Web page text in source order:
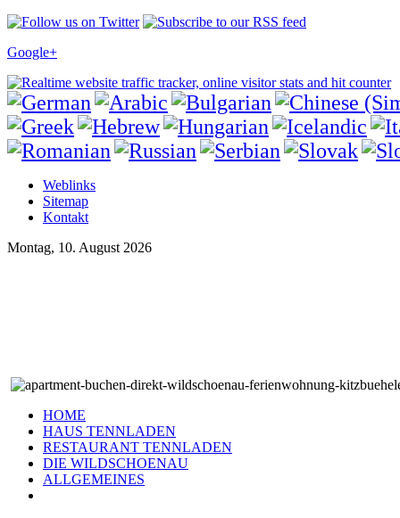
Google+
Weblinks
Sitemap
Kontakt
Montag, 10. August 2026
HOME
HAUS TENNLADEN
RESTAURANT TENNLADEN
DIE WILDSCHOENAU
ALLGEMEINES